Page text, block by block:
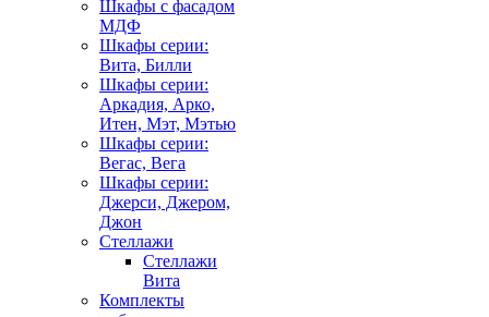
Шкафы с фасадом
МДФ
Шкафы серии:
Вита, Билли
Шкафы серии:
Аркадия, Арко,
Итен, Мэт, Мэтью
Шкафы серии:
Вегас, Вега
Шкафы серии:
Джерси, Джером,
Джон
Стеллажи
Стеллажи
Вита
Комплекты